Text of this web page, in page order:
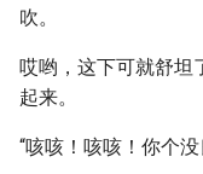
吹。
哎哟，这下可就舒坦
起来。
“咳咳！咳咳！你个